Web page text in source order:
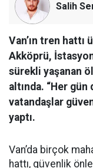
Salih
Van’ın tren hattı
Akköprü,
sürekli yaşanan
altında. “Her gün
vatandaşlar
yaptı.
Van’da birçok
hattı, güvenlik